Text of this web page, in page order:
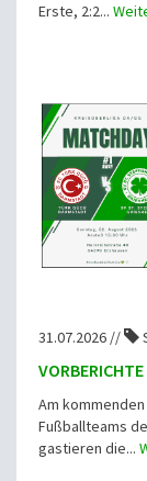
Erste, 2:2...
31.07.2026 //
Am
Fußballteams
gastieren die...